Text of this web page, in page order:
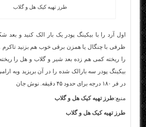
طرز تهیه کیک هل و گلاب
اول آرد را با بیکینگ پودر یک بار الک کنید و بعد
ظرفی با چنگال یا همزن برقی خوب هم بزنید
را ریخته کمی هم زده بعد شیر و گلاب و هل را
بیکینگ پودر سه بارالک شده را در آن بریزید وبه
در فر ۱۸۰ درجه برای حدود ۴۵ دقیقه. نوش جان
منبع:طرز تهیه کیک هل و گلاب
طرز تهیه کیک هل و گلاب